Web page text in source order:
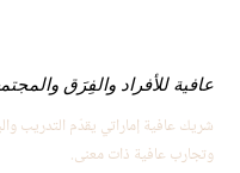
عافية للأفراد والفِرَق
شريك عافية إماراتي يقدّم التدريب
وتجارب عافية ذات معنى.